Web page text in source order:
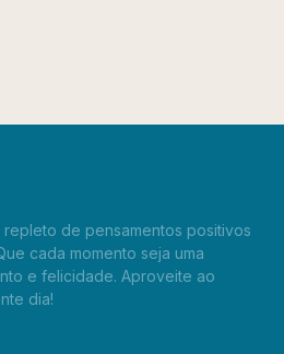
repleto de pensamentos positivos
cada momento seja uma
e felicidade. Aproveite ao
dia!